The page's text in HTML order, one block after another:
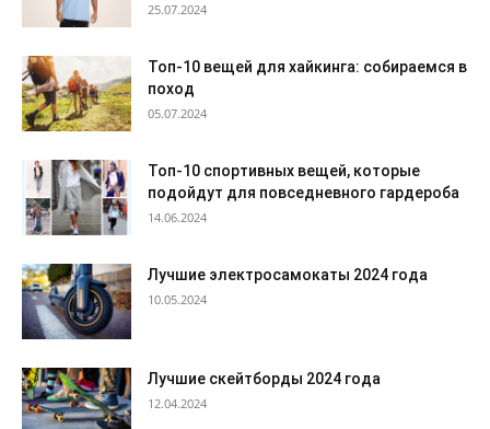
25.07.2024
Топ-10 вещей для хайкинга: собираемся в
поход
05.07.2024
Топ-10 спортивных вещей, которые
подойдут для повседневного гардероба
14.06.2024
Лучшие электросамокаты 2024 года
10.05.2024
Лучшие скейтборды 2024 года
12.04.2024